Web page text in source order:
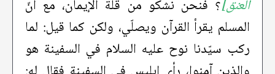
العنق]؟ فنحن نشكو من قلّة الإيمان، مع أنّ
المسلم يقرأ القرآن ويصلّي، ولكن كما قيل: لما
ركب سيّدنا نوح عليه السلام في السفينة هو